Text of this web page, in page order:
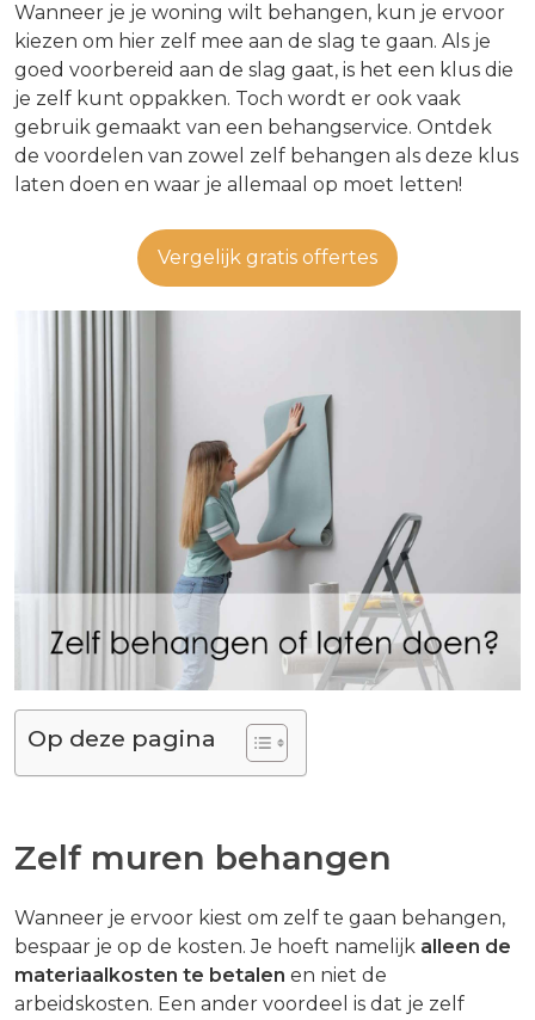
Wanneer je je woning wilt behangen, kun je ervoor
kiezen om hier zelf mee aan de slag te gaan. Als je
goed voorbereid aan de slag gaat, is het een klus die
je zelf kunt oppakken. Toch wordt er ook vaak
gebruik gemaakt van een behangservice. Ontdek
de voordelen van zowel zelf behangen als deze klus
laten doen en waar je allemaal op moet letten!
Vergelijk gratis offertes
Op deze pagina
Zelf muren behangen
Wanneer je ervoor kiest om zelf te gaan behangen,
bespaar je op de kosten. Je hoeft namelijk alleen de
materiaalkosten te betalen en niet de
arbeidskosten. Een ander voordeel is dat je zelf